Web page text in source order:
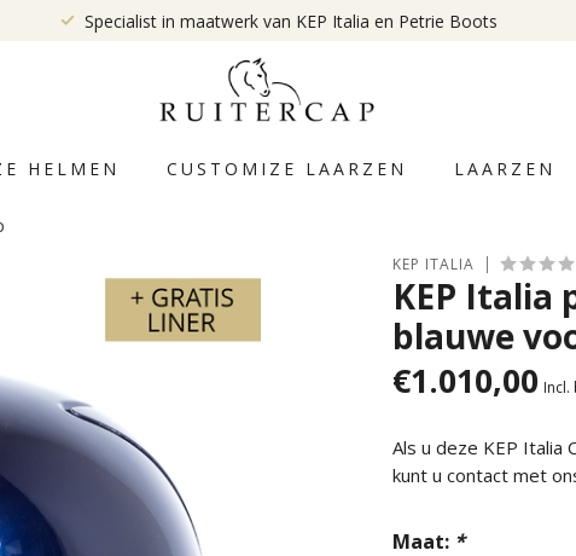
Specialist in maatwerk van KEP Italia en Petrie Boots
HELMEN CUSTOMIZE LAARZEN LAARZEN
KEP ITALIA
KEP
blauwe
€1.010,00 Incl.
Als u deze KEP Italia
kunt u contact met
Maat: *